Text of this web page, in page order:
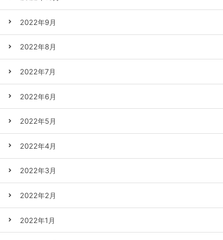
2022年9月
2022年8月
2022年7月
2022年6月
2022年5月
2022年4月
2022年3月
2022年2月
2022年1月